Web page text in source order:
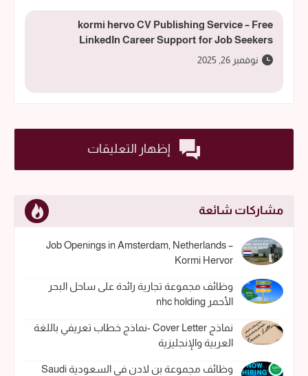
kormi hervo CV Publishing Service – Free
LinkedIn Career Support for Job Seekers
نوفمبر 26, 2025
إظهار التعليقات
مشاركات شائعة
Job Openings in Amsterdam, Netherlands –
Kormi Hervor
وظائف مجموعة تجارية رائدة على ساحل البحر
الأحمر nhc holding
نماذج Cover Letter -نماذج خطاب تعريفي باللغة
العربية والإنجليزية
وظائف مجموعة بن لادن في السعودية Saudi